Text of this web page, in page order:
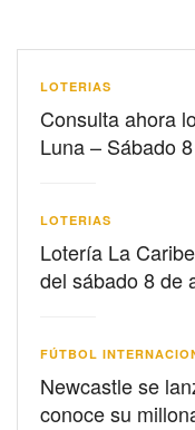
LOTERIAS
Consulta ahora
Luna – Sábado
LOTERIAS
Lotería La
del sábado 8 de
FÚTBOL
Newcastle se
conoce su